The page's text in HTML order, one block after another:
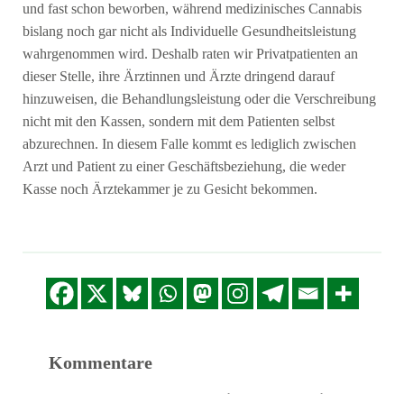
und fast schon beworben, während medizinisches Cannabis
bislang noch gar nicht als Individuelle Gesundheitsleistung
wahrgenommen wird. Deshalb raten wir Privatpatienten an
dieser Stelle, ihre Ärztinnen und Ärzte dringend darauf
hinzuweisen, die Behandlungsleistung oder die Verschreibung
nicht mit den Kassen, sondern mit dem Patienten selbst
abzurechnen. In diesem Falle kommt es lediglich zwischen
Arzt und Patient zu einer Geschäftsbeziehung, die weder
Kasse noch Ärztekammer je zu Gesicht bekommen.
Kommentare